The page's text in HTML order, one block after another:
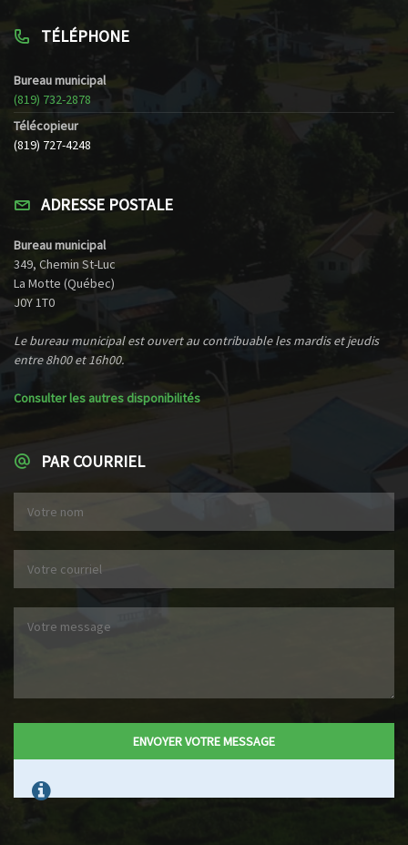
TÉLÉPHONE
Bureau municipal
(819) 732-2878
Télécopieur
(819) 727-4248
ADRESSE POSTALE
Bureau municipal
349, Chemin St-Luc
La Motte (Québec)
J0Y 1T0
Le bureau municipal est ouvert au contribuable les mardis et jeudis
entre 8h00 et 16h00.
Consulter les autres disponibilités
PAR COURRIEL